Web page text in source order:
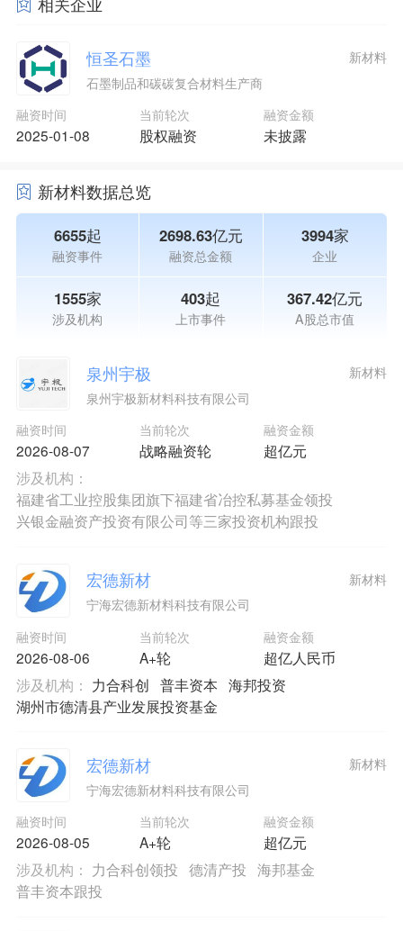
恒圣石墨
石墨制品和碳碳复合材料生产商
新材料
融资时间
2025-01-08
当前轮次
股权融资
融资金额
未披露
新材料数据总览
6655起
融资事件
2698.63亿元
融资总金额
3994家
企业
1555家
涉及机构
403起
上市事件
367.42亿元
A股总市值
泉州宇极
泉州宇极新材料科技有限公司
融资时间
2026-08-07
当前轮次
战略融资轮
融资金额
超亿元
新材料
涉及机构：
福建省工业控股集团旗下福建省冶控私募基金领投
兴银金融资产投资有限公司等三家投资机构跟投
宏德新材
宁海宏德新材料科技有限公司
融资时间
2026-08-06
当前轮次
A+轮
融资金额
超亿人民币
新材料
涉及机构： 力合科创 普丰资本 海邦投资
湖州市德清县产业发展投资基金
宏德新材
宁海宏德新材料科技有限公司
融资时间
2026-08-05
当前轮次
A+轮
融资金额
超亿元
新材料
涉及机构： 力合科创领投 德清产投 海邦基金
普丰资本跟投